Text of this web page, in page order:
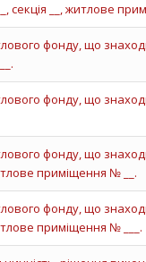
секція __, житлове
фонду, що
фонду, що
фонду, що
приміщення № __.
фонду, що
приміщення № ___.